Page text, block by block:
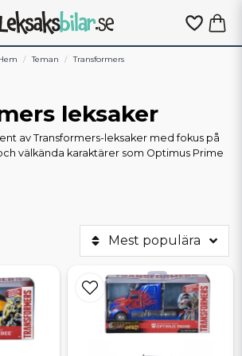
Teman Transformers
leksaker
av Transformers-leksaker med fokus på
välkända karaktärer som Optimus Prime
i sitt fordonsläge. Med detaljerad
& modeller:
Klassiska Chevy Camaro från både
Mest populära